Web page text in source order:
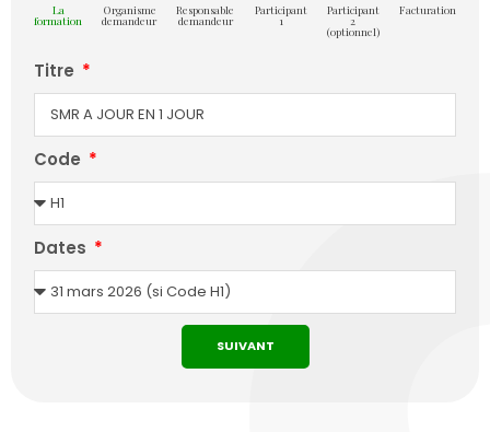
La
formation
Organisme
demandeur
Responsable
demandeur
Participant
1
Participant
2
(optionnel)
Facturation
Titre
Code
Dates
SUIVANT